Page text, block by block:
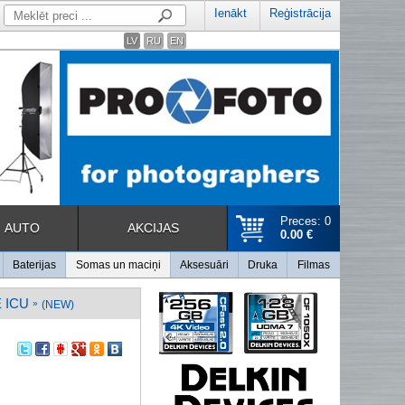
Ienākt Reģistrācija
LV RU EN
Preces: 0
0.00 €
AUTO AKCIJAS
Baterijas Somas un maciņi Aksesuāri Druka Filmas
ICU » (NEW)